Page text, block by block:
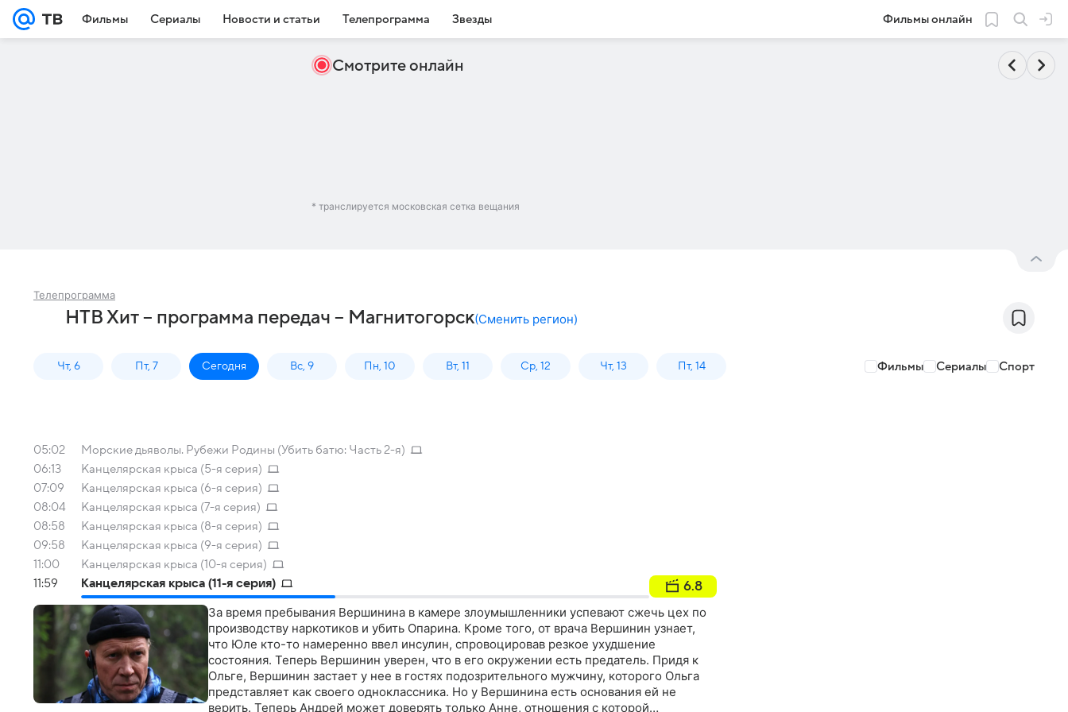
Фильмы Сериалы Новости и статьи Телепрограмма Звезды Фильмы онлайн
Смотрите онлайн
* транслируется московская сетка вещания
Телепрограмма
НТВ Хит – программа передач – Магнитогорск(Сменить регион)
Чт, 6 Пт, 7 Сегодня Вс, 9 Пн, 10 Вт, 11 Ср, 12 Чт, 13 Пт, 14 Фильмы Сериалы Спорт
05:02
Морские дьяволы. Рубежи Родины (Убить батю: Часть 2-я)
06:13
Канцелярская крыса (5-я серия)
07:09
Канцелярская крыса (6-я серия)
08:04
Канцелярская крыса (7-я серия)
08:58
Канцелярская крыса (8-я серия)
09:58
Канцелярская крыса (9-я серия)
11:00
Канцелярская крыса (10-я серия)
11:59
Канцелярская крыса (11-я серия) 6.8
За время пребывания Вершинина в камере злоумышленники успевают сжечь цех по
производству наркотиков и убить Опарина. Кроме того, от врача Вершинин узнает,
что Юле кто-то намеренно ввел инсулин, спровоцировав резкое ухудшение
состояния. Теперь Вершинин уверен, что в его окружении есть предатель. Придя к
Ольге, Вершинин застает у нее в гостях подозрительного мужчину, которого Ольга
представляет как своего одноклассника. Но у Вершинина есть основания ей не
верить. Теперь Андрей может доверять только Анне, отношения с которой